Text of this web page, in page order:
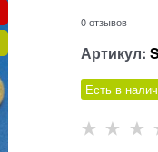
0 отзывов
Артикул:
Есть в